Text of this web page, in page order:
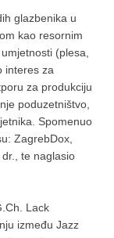
glazbenika u
kao resornim
(plesa,
interes za
za produkciju
poduzetništvo,
Spomenuo
ZagrebDox,
te naglasio
Lack
između Jazz